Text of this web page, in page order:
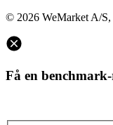
© 2026 WeMarket A/S,
Få en